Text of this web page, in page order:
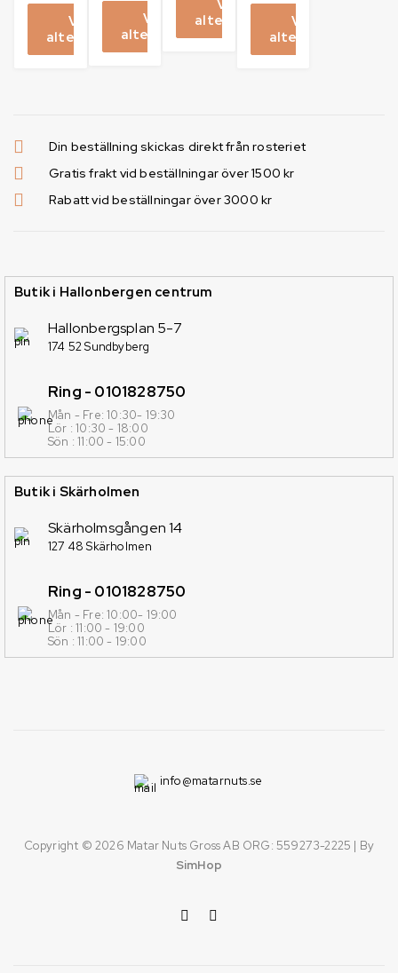
Välj
alternativ
Välj
alternativ
Välj
alternativ
Välj
alternativ
Din beställning skickas direkt från rosteriet
Gratis frakt vid beställningar över 1500 kr
Rabatt vid beställningar över 3000 kr
Butik i Hallonbergen centrum
Hallonbergsplan 5-7
174 52 Sundbyberg
Ring - 0101828750
Mån - Fre: 10:30- 19:30
Lör : 10:30 - 18:00
Sön : 11:00 - 15:00
Butik i Skärholmen
Skärholmsgången 14
127 48 Skärholmen
Ring - 0101828750
Mån - Fre: 10:00- 19:00
Lör : 11:00 - 19:00
Sön : 11:00 - 19:00
info@matarnuts.se
Copyright © 2026 Matar Nuts Gross AB ORG: 559273-2225 | By
SimHop